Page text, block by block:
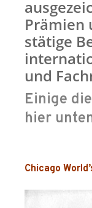
Prämien
stätige
und
Einige
hier
Chicago